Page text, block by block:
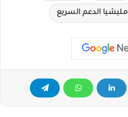
مليشيا الدعم السريع